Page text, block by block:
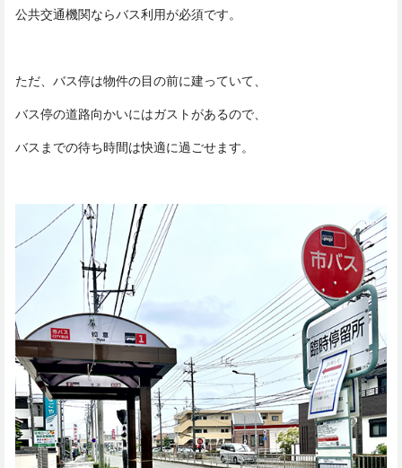
公共交通機関ならバス利用が必須です。
ただ、バス停は物件の目の前に建っていて、
バス停の道路向かいにはガストがあるので、
バスまでの待ち時間は快適に過ごせます。